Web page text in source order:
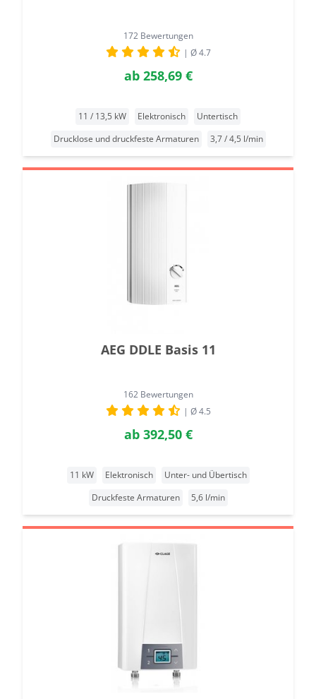
172 Bewertungen
| Ø 4.7
ab258,69 €
11 / 13,5 kW Elektronisch
Untertisch
Drucklose und druckfeste Armaturen
3,7 / 4,5 l/min
AEG DDLE Basis 11
162 Bewertungen
| Ø 4.5
ab392,50 €
11 kW Elektronisch
Unter- und Übertisch
Druckfeste Armaturen
5,6 l/min